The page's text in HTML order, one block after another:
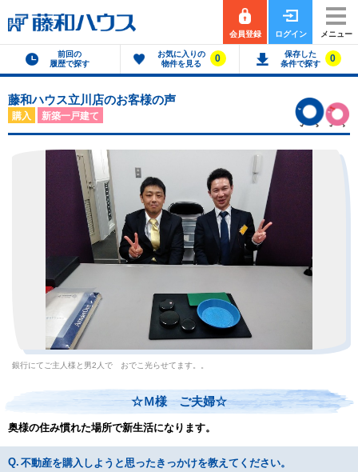
会員登録 ログイン メニュー
前回の
履歴で探す
お気に入りの
物件を見る
0
保存した
条件で探す
0
藤和ハウス立川店のお客様の声
購入 新築一戸建て
銀行にてご主人様と男2人で おでこ光らせてます。。
☆Ｍ様 ご夫婦☆
奥様の住み慣れた場所で新生活になります。
不動産を購入しようと思ったきっかけを教えてください。